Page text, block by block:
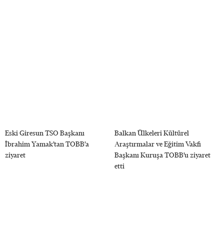
Eski Giresun TSO Başkanı
İbrahim Yamak’tan TOBB’a
ziyaret
Balkan Ülkeleri Kültürel
Araştırmalar ve Eğitim Vakfı
Başkanı Kuruşa TOBB’u ziyaret
etti